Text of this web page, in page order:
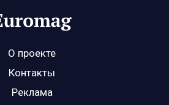
О проекте
Контакты
Реклама